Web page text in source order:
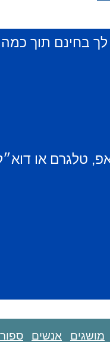
לך בחינם תוך
טלגרם או
מושגים אנשים